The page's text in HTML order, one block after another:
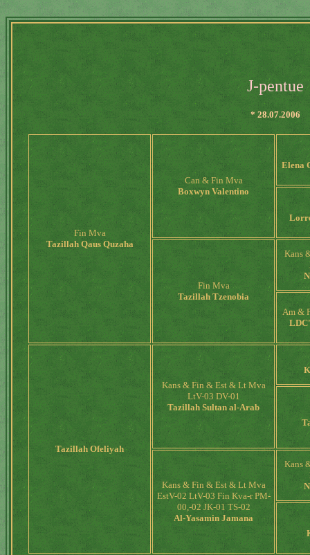
J-pentue
* 28.07.2006
Fin Mva
Tazillah Qaus Quzaha
Can & Fin Mva
Boxwyn Valentino
Elena
Fin Mva
Tazillah Tzenobia
Kans
Am &
Tazillah Ofeliyah
Kans & Fin & Est & Lt Mva
LtV-03 DV-01
Tazillah Sultan al-Arab
Kans & Fin & Est & Lt Mva
EstV-02 LtV-03 Fin Kva-r PM-
00,-02 JK-01 TS-02
Al-Yasamin Jamana
Kans